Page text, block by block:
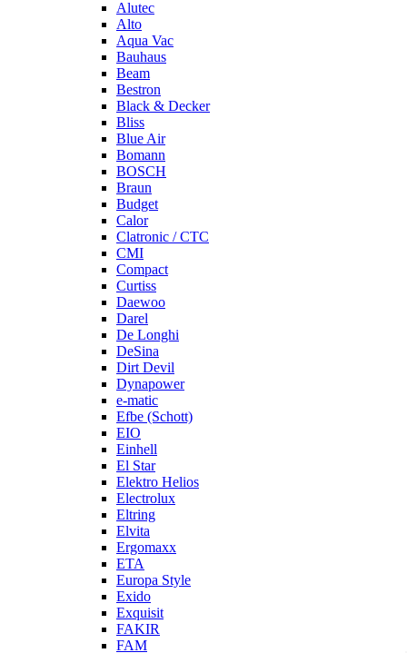
Alutec
Alto
Aqua Vac
Bauhaus
Beam
Bestron
Black & Decker
Bliss
Blue Air
Bomann
BOSCH
Braun
Budget
Calor
Clatronic / CTC
CMI
Compact
Curtiss
Daewoo
Darel
De Longhi
DeSina
Dirt Devil
Dynapower
e-matic
Efbe (Schott)
EIO
Einhell
El Star
Elektro Helios
Electrolux
Eltring
Elvita
Ergomaxx
ETA
Europa Style
Exido
Exquisit
FAKIR
FAM